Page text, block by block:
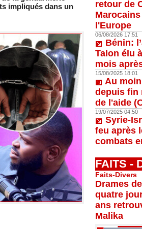
impliqués dans un
retour de
l'Europe
06/08/2026 17:51
Bénin:
Talon élu
mois
15/08/2025 18:01
Au
depuis fin
de l'aide
19/07/2025 04:50
Syrie-
feu après
combats
FAITS -
Faits-Divers
Drames
quatre
ans
Malika